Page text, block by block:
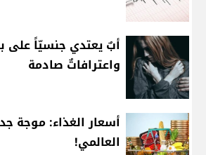
أبٌ يعتدي جنسيّاً على
واعترافاتٌ صادمة
أسعار الغذاء: موجة
العالمي!